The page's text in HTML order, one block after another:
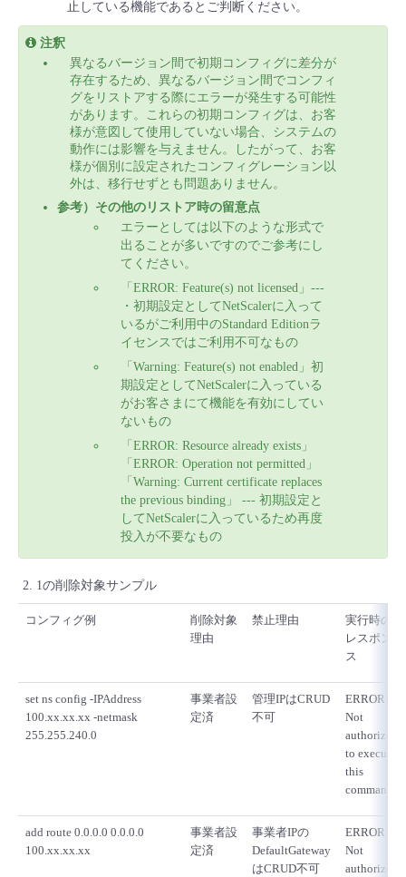
止している機能であるとご判断ください。
注釈
異なるバージョン間で初期コンフィグに差分が
存在するため、異なるバージョン間でコンフィ
グをリストアする際にエラーが発生する可能性
があります。これらの初期コンフィグは、お客
様が意図して使用していない場合、システムの
動作には影響を与えません。したがって、お客
様が個別に設定されたコンフィグレーション以
外は、移行せずとも問題ありません。
参考）その他のリストア時の留意点
エラーとしては以下のような形式で
出ることが多いですのでご参考にし
てください。
「ERROR: Feature(s) not licensed」---
・初期設定としてNetScalerに入って
いるがご利用中のStandard Editionラ
イセンスではご利用不可なもの
「Warning: Feature(s) not enabled」初
期設定としてNetScalerに入っている
がお客さまにて機能を有効にしてい
ないもの
「ERROR: Resource already exists」
「ERROR: Operation not permitted」
「Warning: Current certificate replaces
the previous binding」 --- 初期設定と
してNetScalerに入っているため再度
投入が不要なもの
1の削除対象サンプル
コンフィグ例
削除対象
理由
禁止理由
実行時の
レスポン
ス
set ns config -IPAddress
100.xx.xx.xx -netmask
255.255.240.0
事業者設
定済
管理IPはCRUD
不可
ERROR:
Not
authorized
to execute
this
command
add route 0.0.0.0 0.0.0.0
100.xx.xx.xx
事業者設
定済
事業者IPの
DefaultGateway
はCRUD不可
ERROR:
Not
authorized